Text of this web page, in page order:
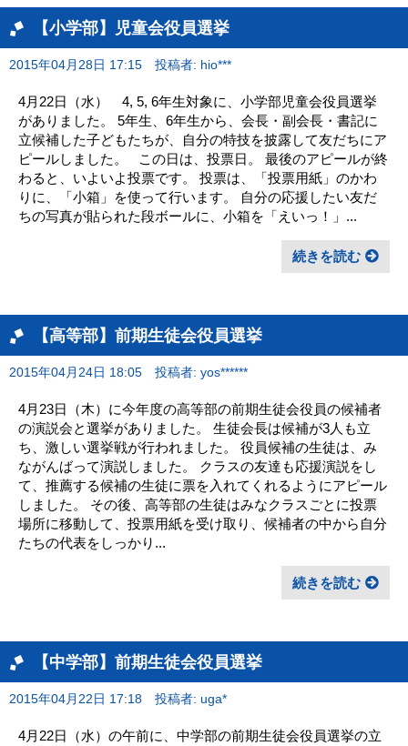
【小学部】児童会役員選挙
2015年04月28日 17:15 投稿者: hio***
4月22日（水） 4, 5, 6年生対象に、小学部児童会役員選挙
がありました。 5年生、6年生から、会長・副会長・書記に
立候補した子どもたちが、自分の特技を披露して友だちにア
ピールしました。 この日は、投票日。 最後のアピールが終
わると、いよいよ投票です。 投票は、「投票用紙」のかわ
りに、「小箱」を使って行います。 自分の応援したい友だ
ちの写真が貼られた段ボールに、小箱を「えいっ！」...
続きを読む
【高等部】前期生徒会役員選挙
2015年04月24日 18:05 投稿者: yos******
4月23日（木）に今年度の高等部の前期生徒会役員の候補者
の演説会と選挙がありました。 生徒会長は候補が3人も立
ち、激しい選挙戦が行われました。 役員候補の生徒は、み
ながんばって演説しました。 クラスの友達も応援演説をし
て、推薦する候補の生徒に票を入れてくれるようにアピール
しました。 その後、高等部の生徒はみなクラスごとに投票
場所に移動して、投票用紙を受け取り、候補者の中から自分
たちの代表をしっかり...
続きを読む
【中学部】前期生徒会役員選挙
2015年04月22日 17:18 投稿者: uga*
4月22日（水）の午前に、中学部の前期生徒会役員選挙の立